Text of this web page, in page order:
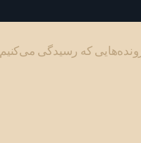
که رسیدگی می‌کنیم